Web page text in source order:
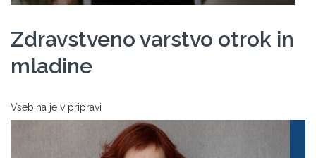
Zdravstveno varstvo otrok in
mladine
Vsebina je v pripravi